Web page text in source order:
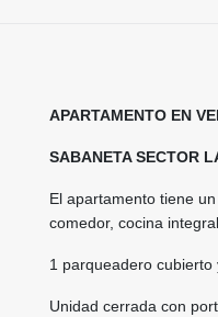
APARTAMENTO EN
SABANETA SECTOR
El apartamento tiene
comedor, cocina
1 parqueadero cubierto
Unidad cerrada con